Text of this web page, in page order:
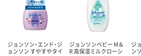
数量
カゴへ
ジョンソン・エンド・ジ
ョンソン すやすやタイ
ジョンソンベビー M＆
R 高保湿ミルクローシ
ジ
ン